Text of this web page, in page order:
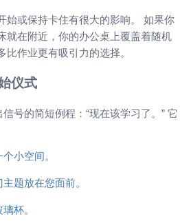
始或保持卡住有很大的影响。 如果你
就在附近，你的办公桌上覆盖着随机
比作业更有吸引力的选择。
仪式
号的简短例程：“现在该学习了。” 它
小空间。
题放在您面前。
杯。